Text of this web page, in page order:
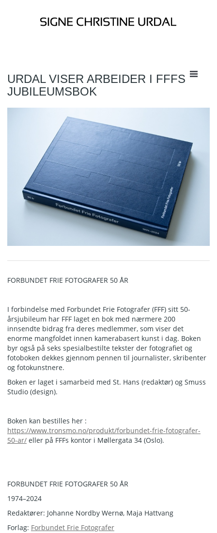
URDAL VISER ARBEIDER I FFFS
JUBILEUMSBOK
FORBUNDET FRIE FOTOGRAFER 50 ÅR
I forbindelse med Forbundet Frie Fotografer (FFF) sitt 50-
årsjubileum har FFF laget en bok med nærmere 200
innsendte bidrag fra deres medlemmer, som viser det
enorme mangfoldet innen kamerabasert kunst i dag. Boken
byr også på seks spesialbestilte tekster der fotografiet og
fotoboken dekkes gjennom pennen til journalister, skribenter
og fotokunstnere.
Boken er laget i samarbeid med St. Hans (redaktør) og Smuss
Studio (design).
Boken kan bestilles her :
https://www.tronsmo.no/produkt/forbundet-frie-fotografer-
50-ar/ eller på FFFs kontor i Møllergata 34 (Oslo).
FORBUNDET FRIE FOTOGRAFER 50 ÅR
1974–2024
Redaktører: Johanne Nordby Wernø, Maja Hattvang
Forlag: Forbundet Frie Fotografer